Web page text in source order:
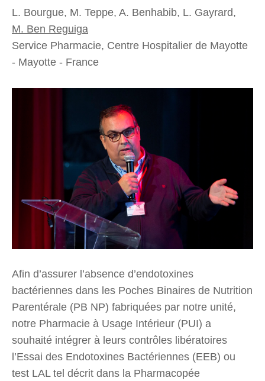
L. Bourgue, M. Teppe, A. Benhabib, L. Gayrard,
M. Ben Reguiga
Service Pharmacie, Centre Hospitalier de Mayotte
- Mayotte - France
Afin d’assurer l’absence d’endotoxines
bactériennes dans les Poches Binaires de Nutrition
Parentérale (PB NP) fabriquées par notre unité,
notre Pharmacie à Usage Intérieur (PUI) a
souhaité intégrer à leurs contrôles libératoires
l’Essai des Endotoxines Bactériennes (EEB) ou
test LAL tel décrit dans la Pharmacopée